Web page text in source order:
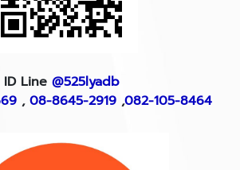
ID Line @525lyadb
, 08-8645-2919 ,082-105-8464